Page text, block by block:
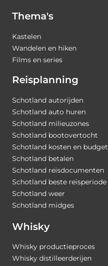
Thema's
Kastelen
Wandelen en hiken
Films en series
Reisplanning
Schotland autorijden
Schotland auto huren
Schotland milieuzones
Schotland bootovertocht
Schotland kosten en budget
Schotland betalen
Schotland reisdocumenten
Schotland beste reisperiode
Schotland weer
Schotland midges
Whisky
Whisky productieproces
Whisky distilleerderijen